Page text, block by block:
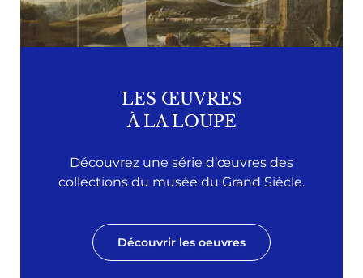
LES ŒUVRES
À LA LOUPE
Découvrez une série d’œuvres des
collections du musée du Grand Siècle.
Découvrir les oeuvres